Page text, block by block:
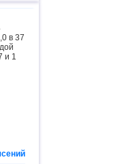
1
9
в 37
и 1